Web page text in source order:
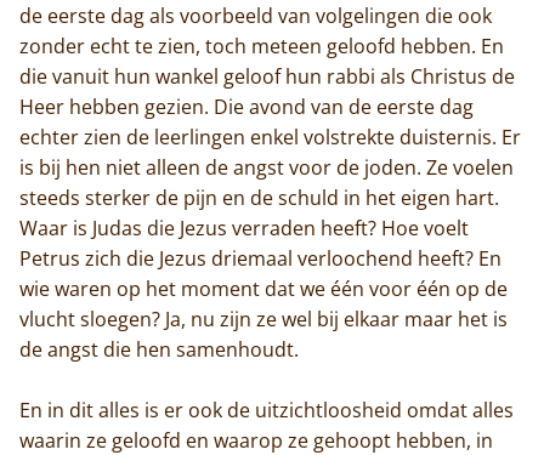
de eerste dag als voorbeeld van volgelingen die ook
zonder echt te zien, toch meteen geloofd hebben. En
die vanuit hun wankel geloof hun rabbi als Christus de
Heer hebben gezien. Die avond van de eerste dag
echter zien de leerlingen enkel volstrekte duisternis. Er
is bij hen niet alleen de angst voor de joden. Ze voelen
steeds sterker de pijn en de schuld in het eigen hart.
Waar is Judas die Jezus verraden heeft? Hoe voelt
Petrus zich die Jezus driemaal verloochend heeft? En
wie waren op het moment dat we één voor één op de
vlucht sloegen? Ja, nu zijn ze wel bij elkaar maar het is
de angst die hen samenhoudt.
En in dit alles is er ook de uitzichtloosheid omdat alles
waarin ze geloofd en waarop ze gehoopt hebben, in